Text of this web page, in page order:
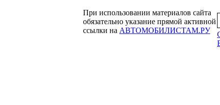
При использовании материалов сайта
обязательно указание прямой активной
ссылки на АВТОМОБИЛИСТАМ.РУ